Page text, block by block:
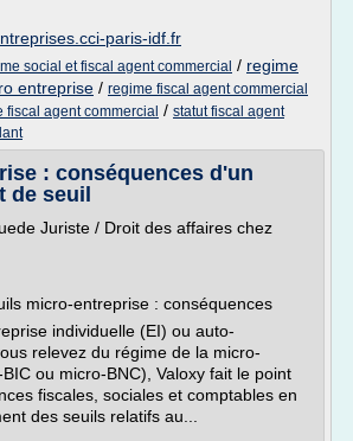
paris-idf.fr
social et fiscal agent commercial / regime
entreprise / regime fiscal agent commercial
fiscal agent commercial / statut fiscal agent
: conséquences d'un
de seuil
Juriste / Droit des affaires chez
micro-entreprise : conséquences
individuelle (EI) ou auto-
relevez du régime de la micro-
ou micro-BNC), Valoxy fait le point
fiscales, sociales et comptables en
des seuils relatifs au...